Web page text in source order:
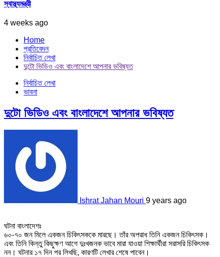
স্বাস্থ্যমন্ত্রী
4 weeks ago
Home
প্রতিবেদন
নির্বাচিত লেখা
দুটো ভিডিও এবং বাংলাদেশে আপনার ভবিষ্যত
নির্বাচিত লেখা
ভাবনা
দুটো ভিডিও এবং বাংলাদেশে আপনার ভবিষ্যত
Ishrat Jahan Mouri 9 years ago
ঘটনা বাংলাদেশঃ
৬০-৭০ জন মিলে একজন চিকিৎসককে মারছে। তাঁর অপরাধ তিনি একজন চিকিৎসক।
এবং তিনি কিন্তু কিছুক্ষণ আগে দুঃখজনক ভাবে মারা যাওয়া শিক্ষার্থীরা সরাসরি চিকিৎসক
নন। ঘটনার ১৭ দিন পর লিখছি, কারণটি লেখার শেষে পাবেন।